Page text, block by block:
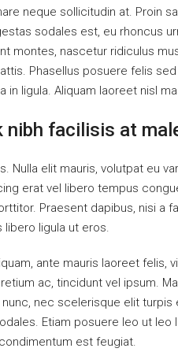
neque sollicitudin at. Proin
sodales est, eu rhoncus
montes, nascetur ridiculus
Phasellus posuere felis
in ligula. Aliquam laoreet nisl
nibh facilisis at
Nulla elit mauris, volutpat eu
erat vel libero tempus
Praesent dapibus, nisi a
libero ligula ut eros.
ante mauris laoreet felis,
ac, tincidunt vel ipsum.
nec scelerisque elit
Etiam posuere leo ut leo
est feugiat.